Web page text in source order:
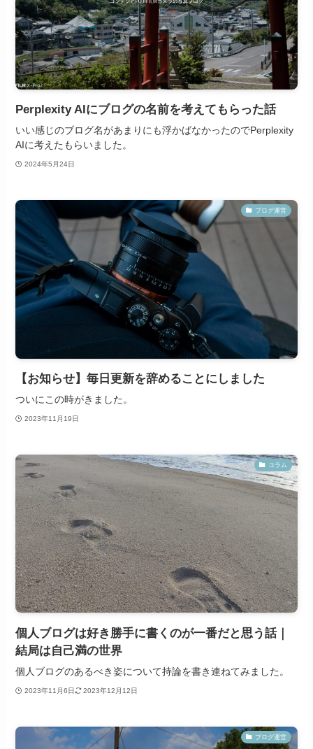
Perplexity AIにブログの名前を考えてもらった話
いい感じのブログ名があまりにも浮かばなかったのでPerplexity
AIに考えたもらいました。
2024年5月24日
ブログ運営
【お知らせ】毎日更新を辞めることにしました
ついにこの時がきました。
2023年11月19日
コラム
個人ブログは好き勝手に書くのが一番だと思う話｜
結局は自己満の世界
個人ブログのあるべき姿について持論を書き連ねてみました。
2023年11月6日 2023年12月12日
ブログ運営